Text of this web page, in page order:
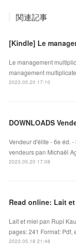
関連記事
[Kindle] Le
Le management
management
2023.05.20 17:10
DOWNLOADS
Vendeur d'élite - 6e éd.
vendeurs pan Michaël
2023.05.20 17:08
Read online: Lait
Lait et miel pan Rupi
pages: 241 Format: Pdf,
2023.05.18 21:48